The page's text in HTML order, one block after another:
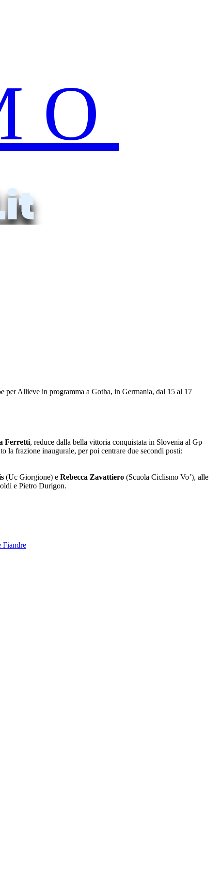
per Allieve in programma a Gotha, in Germania, dal 15 al 17
Ferretti, reduce dalla bella vittoria conquistata in Slovenia al Gp
la frazione inaugurale, per poi centrare due secondi posti:
(Uc Giorgione) e Rebecca Zavattiero (Scuola Ciclismo Vo’), alle
e Pietro Durigon.
Fiandre